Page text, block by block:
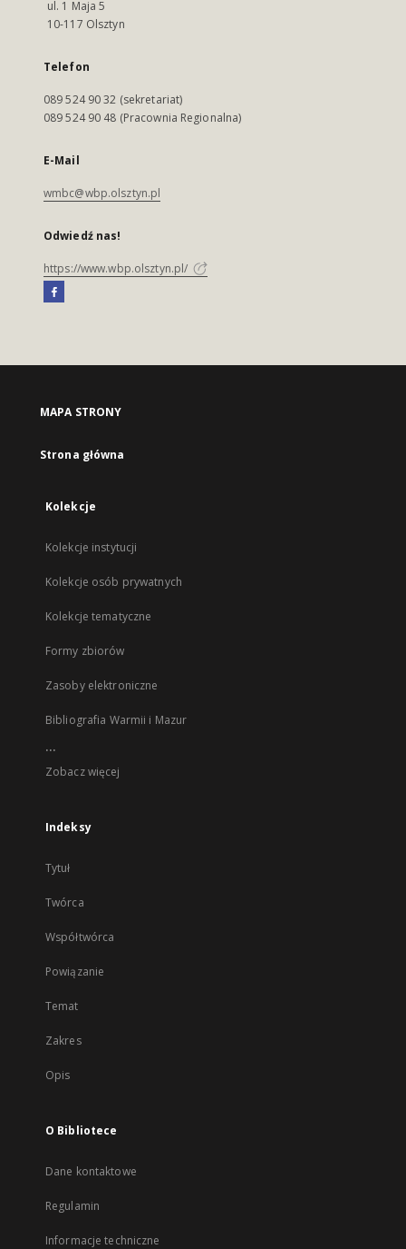
ul. 1 Maja 5
10-117 Olsztyn
Telefon
089 524 90 32 (sekretariat)
089 524 90 48 (Pracownia Regionalna)
E-Mail
wmbc@wbp.olsztyn.pl
Odwiedź nas!
https://www.wbp.olsztyn.pl/
MAPA STRONY
Strona główna
Kolekcje
Kolekcje instytucji
Kolekcje osób prywatnych
Kolekcje tematyczne
Formy zbiorów
Zasoby elektroniczne
Bibliografia Warmii i Mazur
...
Zobacz więcej
Indeksy
Tytuł
Twórca
Współtwórca
Powiązanie
Temat
Zakres
Opis
O Bibliotece
Dane kontaktowe
Regulamin
Informacje techniczne